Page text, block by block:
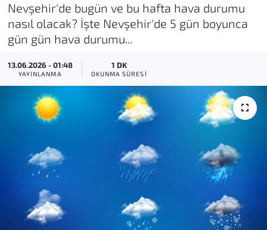
Nevşehir'de bugün ve bu hafta hava durumu
nasıl olacak? İşte Nevşehir'de 5 gün boyunca
gün gün hava durumu...
13.06.2026 - 01:48
YAYINLANMA
1 DK
OKUNMA SÜRESI
Tüm Manşetler
Son Dakika Haberleri
Haber Arşivi